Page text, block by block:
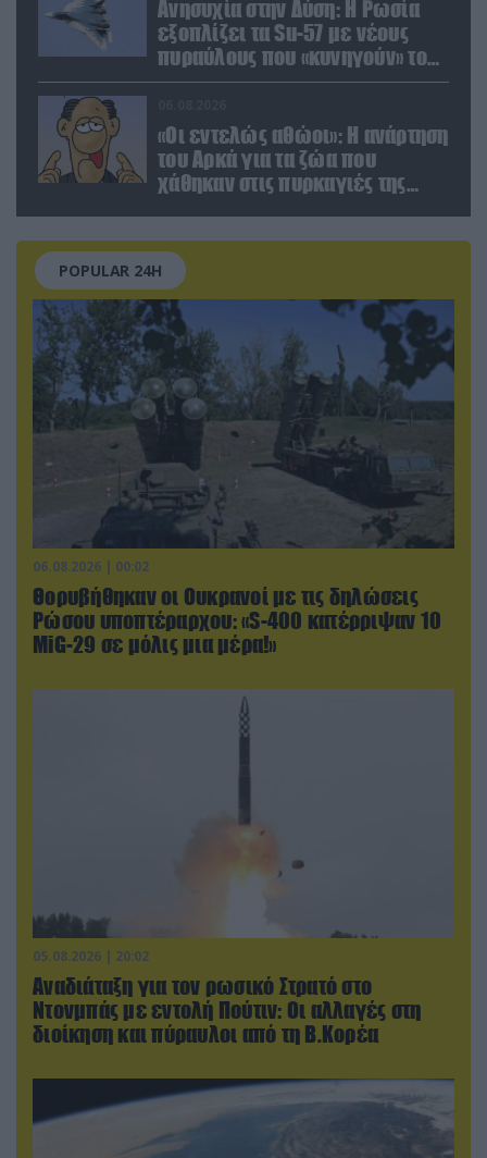
Ανησυχία στην Δύση: H Ρωσία
εξοπλίζει τα Su-57 με νέους
πυραύλους που «κυνηγούν» τον
στόχο μέσα από παρεμβολές!
«Οι εντελώς αθώοι»: Η ανάρτηση
του Αρκά για τα ζώα που
χάθηκαν στις πυρκαγιές της
POPULAR 24H
06.08.2026 | 00:02
Θορυβήθηκαν οι Ουκρανοί με τις δηλώσεις
Ρώσου υποπτέραρχου: «S-400 κατέρριψαν 10
MiG-29 σε μόλις μια μέρα!»
05.08.2026 | 20:02
Αναδιάταξη για τον ρωσικό Στρατό στο
Ντονμπάς με εντολή Πούτιν: Οι αλλαγές στη
διοίκηση και πύραυλοι από τη Β.Κορέα